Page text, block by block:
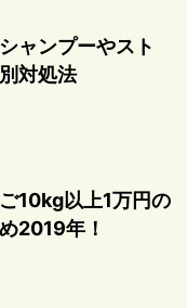
ャンプーやスト
対処法
10kg以上1万円の
2019年！